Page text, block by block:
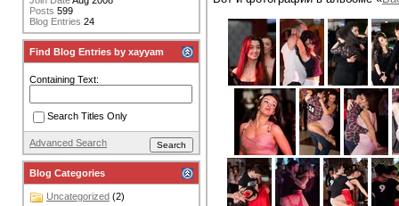
Posts 599
Blog Entries 24
Find Blog Entries by xayyam
Containing Text:
Search Titles Only
Advanced Search
Blog Categories
Uncategorized (2)